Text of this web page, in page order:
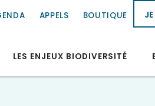
APPELS BOUTIQUE
LES ENJEUX BIODIVERSITÉ